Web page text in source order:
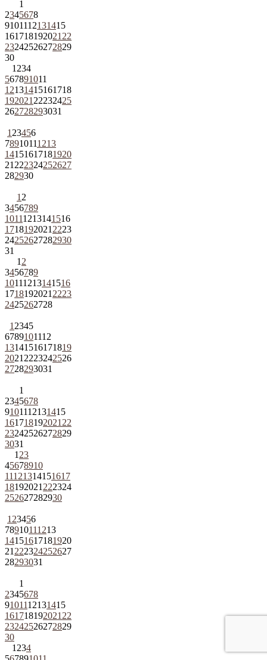
1
2345678
9101112131415
161718192021 22
23242526272829
30
1 234
567891011
12131415161718
192021 22232425
262728293031
1 23456
78910111213
14151617181920
21 222324252627
282930
1 2
3456789
10111213141516
1718192021 2223
24252627282930
31
1 2
3456789
10111213141516
1718192021 2223
2425262728
1 2345
6789101112
13141516171819
2021 2223242526
2728293031
1
2345678
9101112131415
161718192021 22
23242526272829
3031
1 23
45678910
11121314151617
18192021 222324
252627282930
1 23456
78910111213
14151617181920
21 222324252627
28293031
1
2345678
9101112131415
161718192021 22
23242526272829
30
1 234